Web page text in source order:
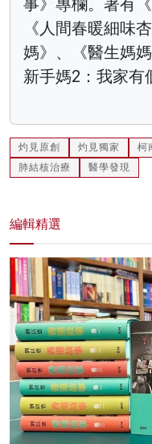
《人間春暖細味
媽》、《醫生媽
新手媽2：我家有
灼見原創 灼見獨家 柯
肺結核治療
醫學發現
編輯精選